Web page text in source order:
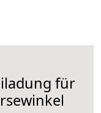
für